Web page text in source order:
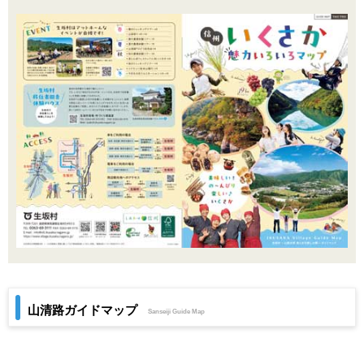
山清路ガイドマップ Sanseiji Guide Map